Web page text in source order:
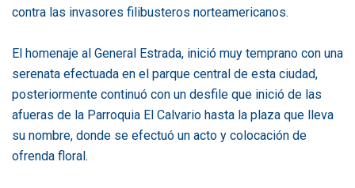
contra las invasores filibusteros norteamericanos.
El homenaje al General Estrada, inició muy temprano con una
serenata efectuada en el parque central de esta ciudad,
posteriormente continuó con un desfile que inició de las
afueras de la Parroquia El Calvario hasta la plaza que lleva
su nombre, donde se efectuó un acto y colocación de
ofrenda floral.